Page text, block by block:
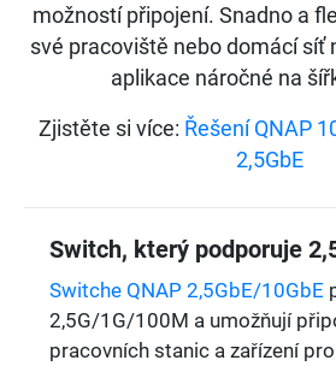
možností připojení. Snadno a
své pracoviště nebo domácí síť
aplikace náročné na
Zjistěte si více: Řešení QNAP
2,5GbE
Switch, který podporuje
Switche QNAP 2,5GbE/10GbE
2,5G/1G/100M a umožňují
pracovních stanic a zařízení pro